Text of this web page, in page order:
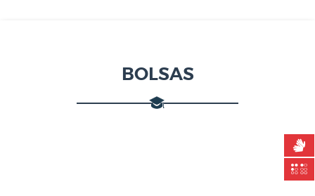
BOLSAS